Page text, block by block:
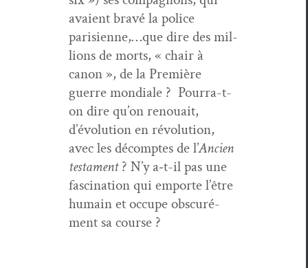
avaient bravé la police
parisienne,…que dire des mil­
lions de morts, « chair à
canon », de la Pre­mière
guerre mon­di­ale ? Pour­ra-t-
on dire qu’on renouait,
d’évolution en révo­lu­tion,
avec les décomptes de l’Ancien
tes­ta­ment? N’y a‑t-il pas une
fas­ci­na­tion qui emporte l’être
humain et occupe obscuré­
ment sa course ?